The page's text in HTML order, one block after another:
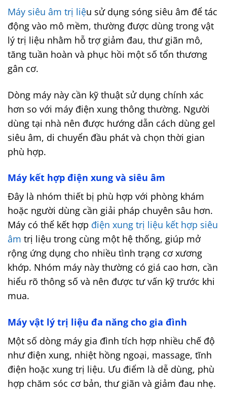
Máy siêu âm trị liệu sử dụng sóng siêu âm để tác
động vào mô mềm, thường được dùng trong vật
lý trị liệu nhằm hỗ trợ giảm đau, thư giãn mô,
tăng tuần hoàn và phục hồi một số tổn thương
gân cơ.
Dòng máy này cần kỹ thuật sử dụng chính xác
hơn so với máy điện xung thông thường. Người
dùng tại nhà nên được hướng dẫn cách dùng gel
siêu âm, di chuyển đầu phát và chọn thời gian
phù hợp.
Máy kết hợp điện xung và siêu âm
Đây là nhóm thiết bị phù hợp với phòng khám
hoặc người dùng cần giải pháp chuyên sâu hơn.
Máy có thể kết hợp điện xung trị liệu kết hợp siêu
âm trị liệu trong cùng một hệ thống, giúp mở
rộng ứng dụng cho nhiều tình trạng cơ xương
khớp. Nhóm máy này thường có giá cao hơn, cần
hiểu rõ thông số và nên được tư vấn kỹ trước khi
mua.
Máy vật lý trị liệu đa năng cho gia đình
Một số dòng máy gia đình tích hợp nhiều chế độ
như điện xung, nhiệt hồng ngoại, massage, tĩnh
điện hoặc xung trị liệu. Ưu điểm là dễ dùng, phù
hợp chăm sóc cơ bản, thư giãn và giảm đau nhẹ.